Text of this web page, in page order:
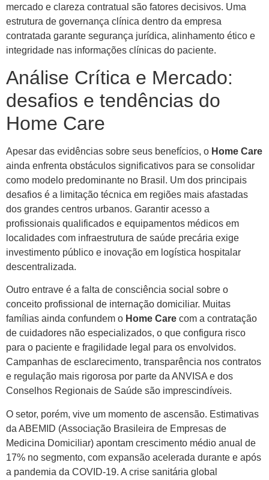
mercado e clareza contratual são fatores decisivos. Uma
estrutura de governança clínica dentro da empresa
contratada garante segurança jurídica, alinhamento ético e
integridade nas informações clínicas do paciente.
Análise Crítica e Mercado:
desafios e tendências do
Home Care
Apesar das evidências sobre seus benefícios, o Home Care
ainda enfrenta obstáculos significativos para se consolidar
como modelo predominante no Brasil. Um dos principais
desafios é a limitação técnica em regiões mais afastadas
dos grandes centros urbanos. Garantir acesso a
profissionais qualificados e equipamentos médicos em
localidades com infraestrutura de saúde precária exige
investimento público e inovação em logística hospitalar
descentralizada.
Outro entrave é a falta de consciência social sobre o
conceito profissional de internação domiciliar. Muitas
famílias ainda confundem o Home Care com a contratação
de cuidadores não especializados, o que configura risco
para o paciente e fragilidade legal para os envolvidos.
Campanhas de esclarecimento, transparência nos contratos
e regulação mais rigorosa por parte da ANVISA e dos
Conselhos Regionais de Saúde são imprescindíveis.
O setor, porém, vive um momento de ascensão. Estimativas
da ABEMID (Associação Brasileira de Empresas de
Medicina Domiciliar) apontam crescimento médio anual de
17% no segmento, com expansão acelerada durante e após
a pandemia da COVID-19. A crise sanitária global